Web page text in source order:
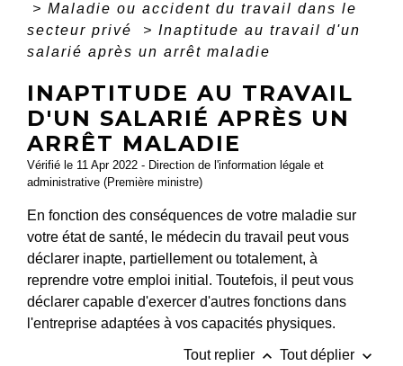
> Maladie ou accident du travail dans le
secteur privé
> Inaptitude au travail d'un
salarié après un arrêt maladie
INAPTITUDE AU TRAVAIL
D'UN SALARIÉ APRÈS UN
ARRÊT MALADIE
Vérifié le 11 Apr 2022 - Direction de l'information légale et
administrative (Première ministre)
En fonction des conséquences de votre maladie sur
votre état de santé, le médecin du travail peut vous
déclarer inapte, partiellement ou totalement, à
reprendre votre emploi initial. Toutefois, il peut vous
déclarer capable d'exercer d'autres fonctions dans
l'entreprise adaptées à vos capacités physiques.
Tout replier keyboard_arrow_up Tout déplier keyboard_arrow_down